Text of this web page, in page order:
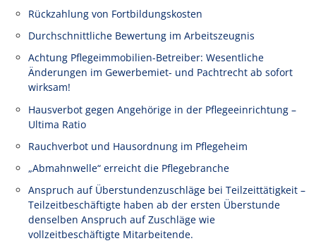
Rückzahlung von Fortbildungskosten
Durchschnittliche Bewertung im Arbeitszeugnis
Achtung Pflegeimmobilien-Betreiber: Wesentliche
Änderungen im Gewerbemiet- und Pachtrecht ab sofort
wirksam!
Hausverbot gegen Angehörige in der Pflegeeinrichtung –
Ultima Ratio
Rauchverbot und Hausordnung im Pflegeheim
„Abmahnwelle“ erreicht die Pflegebranche
Anspruch auf Überstundenzuschläge bei Teilzeittätigkeit –
Teilzeitbeschäftigte haben ab der ersten Überstunde
denselben Anspruch auf Zuschläge wie
vollzeitbeschäftigte Mitarbeitende.